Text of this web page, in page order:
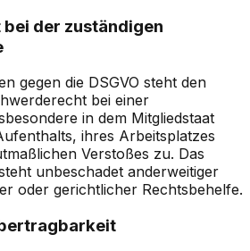
der zuständigen
gegen die DSGVO steht den
bei einer
in dem Mitgliedstaat
ihres Arbeitsplatzes
Verstoßes zu. Das
unbeschadet anderweitiger
oder gerichtlicher Rechtsbehelfe.